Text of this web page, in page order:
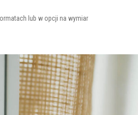
lub w opcji na wymiar